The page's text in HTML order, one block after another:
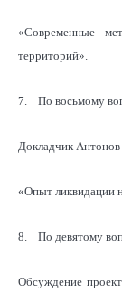
«Современные
территорий».
7. По восьмому
Докладчик
«Опыт ликвидации
8. По девятому
Обсуждение